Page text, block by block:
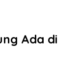
Ada di